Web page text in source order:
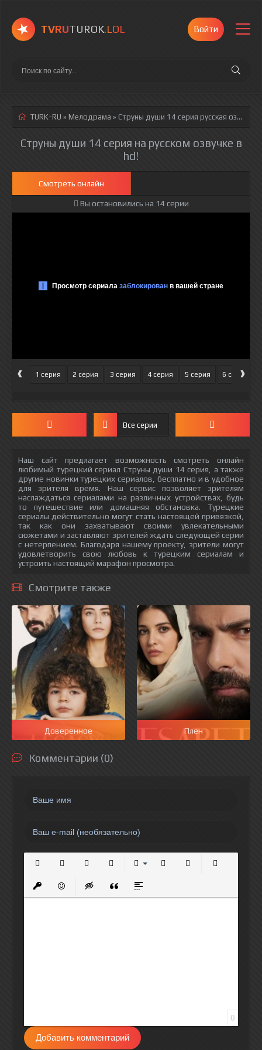
TVRUTUROK.LOL Войти
TURK-RU » Мелодрама » Струны души 14 серия русская озвучка полностью смотреть онлайн!
Струны души 14 серия на русском озвучке в
hd!
Смотреть онлайн
Вы остановились на 14 серии
‹ 1 серия 2 серия 3 серия 4 серия 5 серия 6 серия
›
Все серии
Наш сайт предлагает возможность смотреть онлайн
любимый турецкий сериал Струны души 14 серия, а также
другие новинки турецких сериалов, бесплатно и в удобное
для зрителя время. Наш сервис позволяет зрителям
наслаждаться сериалами на различных устройствах, будь
то путешествие или домашняя обстановка. Турецкие
сериалы действительно могут стать настоящей привязкой,
так как они захватывают своими увлекательными
сюжетами и заставляют зрителей ждать следующей серии
с нетерпением. Благодаря нашему проекту, зрители могут
удовлетворить свою любовь к турецким сериалам и
устроить настоящий марафон просмотра.
Смотрите также
Доверенное Плен
Комментарии (0)
Вставить защищенную ссылку
Вставить смайлик
Вставка скрытого текста
Вставка цитаты
Вставка спойлера
0
Добавить комментарий